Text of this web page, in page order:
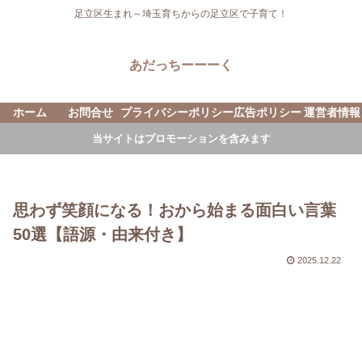
足立区生まれ～埼玉育ちからの足立区で子育て！
あだっちーーーく
ホーム お問合せ プライバシーポリシー広告ポリシー運営者情報
当サイトはプロモーションを含みます
思わず笑顔になる！おから始まる面白い言葉
50選【語源・由来付き】
2025.12.22